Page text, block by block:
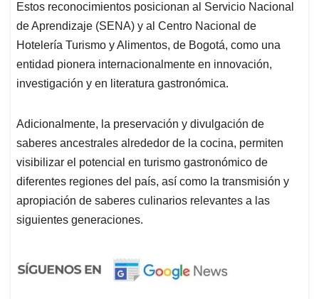
Estos reconocimientos posicionan al Servicio Nacional
de Aprendizaje (SENA) y al Centro Nacional de
Hotelería Turismo y Alimentos, de Bogotá, como una
entidad pionera internacionalmente en innovación,
investigación y en literatura gastronómica.
Adicionalmente, la preservación y divulgación de
saberes ancestrales alrededor de la cocina, permiten
visibilizar el potencial en turismo gastronómico de
diferentes regiones del país, así como la transmisión y
apropiación de saberes culinarios relevantes a las
siguientes generaciones.